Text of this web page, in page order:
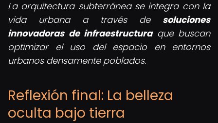
La arquitectura subterránea se integra con la
vida urbana a través de soluciones
innovadoras de infraestructuraque buscan
optimizar el uso del espacio en entornos
urbanos densamente poblados.
Reflexión final: La belleza
oculta bajo tierra